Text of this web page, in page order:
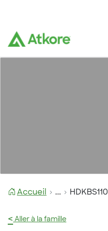
Accueil ...
< Aller à la famille